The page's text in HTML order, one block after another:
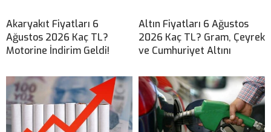
Akaryakıt Fiyatları 6
Ağustos 2026 Kaç TL?
Motorine İndirim Geldi!
Altın Fiyatları 6 Ağustos
2026 Kaç TL? Gram, Çeyrek
ve Cumhuriyet Altını